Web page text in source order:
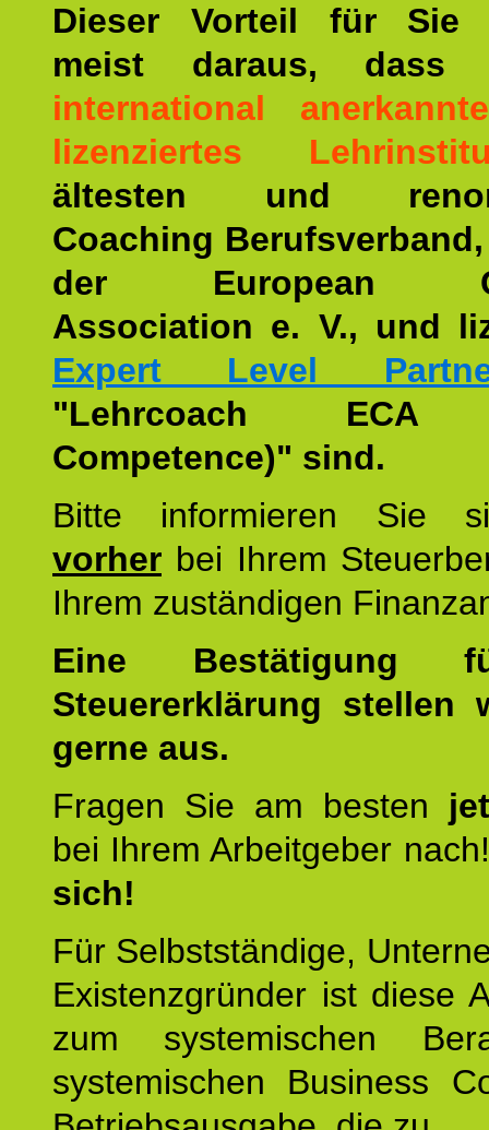
Dieser Vorteil für Sie
meist daraus,
international
lizenziertes
ältesten und
Coaching
der European
Association e. V., und
Expert Level
"Lehrcoach ECA
Competence)" sind.
Bitte informieren Sie
vorher bei Ihrem
Ihrem zuständigen
Eine Bestätigung
Steuererklärung stellen
gerne aus.
Fragen Sie am besten
bei Ihrem Arbeitgeber
sich!
Für Selbstständige,
Existenzgründer ist diese
zum systemischen
systemischen Business